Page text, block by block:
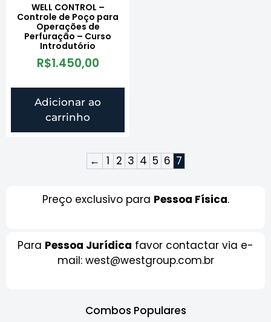
WELL CONTROL –
Controle de Poço para
Operações de
Perfuração – Curso
Introdutório
R$1.450,00
Adicionar ao
carrinho
← 1 2 3 4 5 6 7
Preço exclusivo para Pessoa Física.
Para Pessoa Jurídica favor contactar via e-
mail: west@westgroup.com.br
Combos Populares